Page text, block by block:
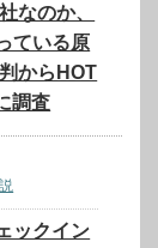
なのか、
ている原
からHOT
調査
ックイン